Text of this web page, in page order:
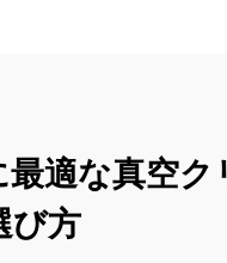
最適な真空ク
び方